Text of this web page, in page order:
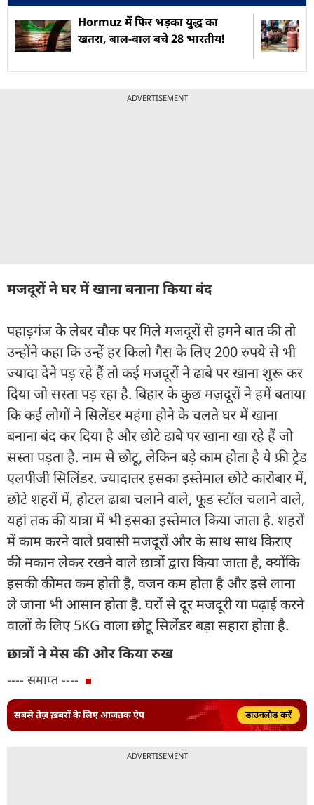
Hormuz में फिर भड़का युद्ध का
खतरा, बाल-बाल बचे 28 भारतीय!
ADVERTISEMENT
मजदूरों ने घर में खाना बनाना किया बंद
पहाड़गंज के लेबर चौक पर मिले मजदूरों से हमने बात की तो
उन्होंने कहा कि उन्हें हर किलो गैस के लिए 200 रुपये से भी
ज्यादा देने पड़ रहे हैं तो कई मजदूरों ने ढाबे पर खाना शुरू कर
दिया जो सस्ता पड़ रहा है. बिहार के कुछ मज़दूरों ने हमें बताया
कि कई लोगों ने सिलेंडर महंगा होने के चलते घर में खाना
बनाना बंद कर दिया है और छोटे ढाबे पर खाना खा रहे हैं जो
सस्ता पड़ता है. नाम से छोटू, लेकिन बड़े काम होता है ये फ्री ट्रेड
एलपीजी सिलिंडर. ज्यादातर इसका इस्तेमाल छोटे कारोबार में,
छोटे शहरों में, होटल ढाबा चलाने वाले, फूड स्टॉल चलाने वाले,
यहां तक की यात्रा में भी इसका इस्तेमाल किया जाता है. शहरों
में काम करने वाले प्रवासी मजदूरों और के साथ साथ किराए
की मकान लेकर रखने वाले छात्रों द्वारा किया जाता है, क्योंकि
इसकी कीमत कम होती है, वजन कम होता है और इसे लाना
ले जाना भी आसान होता है. घरों से दूर मजदूरी या पढ़ाई करने
वालों के लिए 5KG वाला छोटू सिलेंडर बड़ा सहारा होता है.
छात्रों ने मेस की ओर किया रुख
---- समाप्त ----
सबसे तेज़ ख़बरों के लिए आजतक ऐप डाउनलोड करें
ADVERTISEMENT